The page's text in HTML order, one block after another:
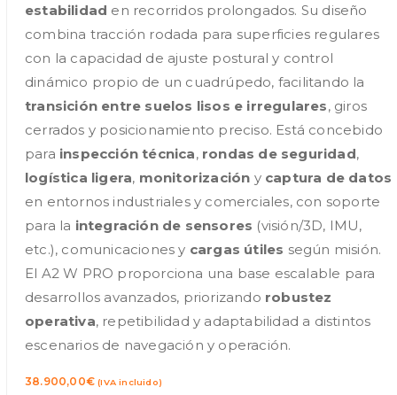
estabilidad en recorridos prolongados. Su diseño
combina tracción rodada para superficies regulares
con la capacidad de ajuste postural y control
dinámico propio de un cuadrúpedo, facilitando la
transición entre suelos lisos e irregulares, giros
cerrados y posicionamiento preciso. Está concebido
para inspección técnica, rondas de seguridad,
logística ligera, monitorización y captura de datos
en entornos industriales y comerciales, con soporte
para la integración de sensores (visión/3D, IMU,
etc.), comunicaciones y cargas útiles según misión.
El A2 W PRO proporciona una base escalable para
desarrollos avanzados, priorizando robustez
operativa, repetibilidad y adaptabilidad a distintos
escenarios de navegación y operación.
38.900,00€ (IVA incluido)